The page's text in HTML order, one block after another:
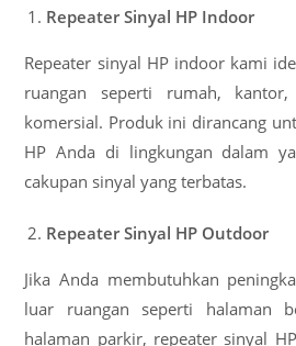
Repeater Sinyal HP Indoor
Repeater sinyal HP indoor kami
ruangan seperti rumah, kantor,
komersial. Produk ini dirancang
HP Anda di lingkungan dalam
cakupan sinyal yang terbatas.
Repeater Sinyal HP Outdoor
Jika Anda membutuhkan
luar ruangan seperti halaman
halaman parkir, repeater sinyal